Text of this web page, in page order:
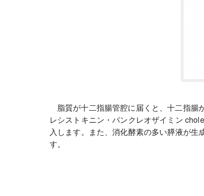
脂質が十二指腸管腔に届くと、十二指
レシストキニン・パンクレオザイミン
入します。また、消化酵素の多い膵液が
す。